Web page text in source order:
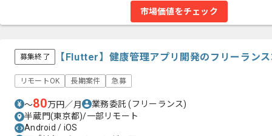
市場価値をチェック
募集終了 【Flutter】健康管理アプリ開発のフリーラン
リモートOK 長期案件 急募
〜80万円／月 業務委託(フリーランス)
半蔵門(東京都)/一部リモート
Android / iOS